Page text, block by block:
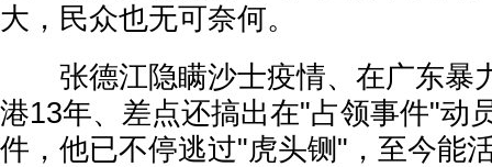
大，民众也无可奈何。
张德江隐瞒沙士疫情、在广东暴
港13年、差点还搞出在"占领事件"动
件，他已不停逃过"虎头铡"，至今能